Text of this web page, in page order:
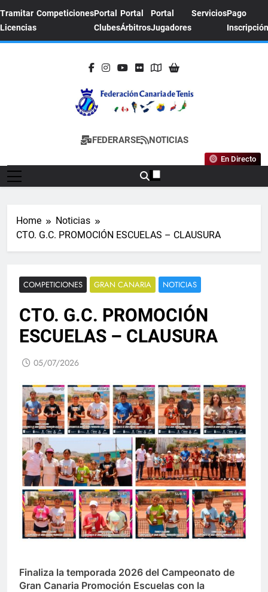
Tramitar
Licencias
CompeticionesPortal
Clubes
Portal
Árbitros
Portal
Jugadores
ServiciosPago
Inscripción
FEDERACION
CANARIA DE
TENIS
Sitio Oficial De La Federación Canaria De
FEDERARSE NOTICIAS
En Directo
Home
Noticias
CTO. G.C. PROMOCIÓN ESCUELAS – CLAUSURA
COMPETICIONES GRAN CANARIA NOTICIAS
CTO. G.C. PROMOCIÓN
ESCUELAS – CLAUSURA
05/07/2026
Finaliza la temporada 2026 del Campeonato de
Gran Canaria Promoción Escuelas con la